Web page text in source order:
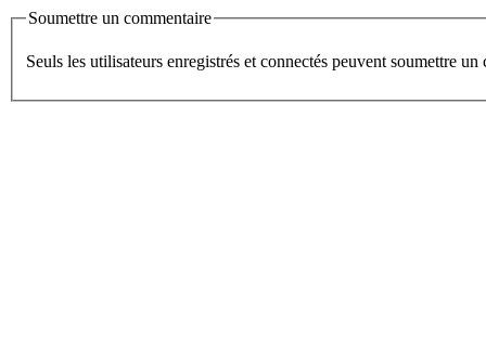
Soumettre un commentaire
Seuls les utilisateurs enregistrés et connectés peuvent soumettre un